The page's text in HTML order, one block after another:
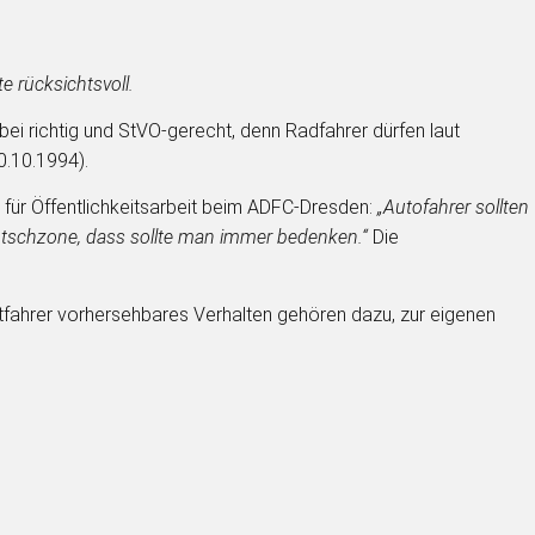
rücksichtsvoll.
richtig und StVO-gerecht, denn Radfahrer dürfen laut
Öffentlichkeitsarbeit beim ADFC-Dresden: „Autofahrer sollten
dass sollte man immer bedenken.“Die
vorhersehbares Verhalten gehören dazu, zur eigenen